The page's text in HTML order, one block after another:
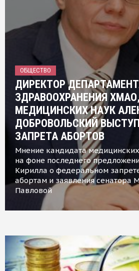
ОБЩЕСТВО
ДИРЕКТОР
ЗДРАВООХРАНЕНИЯ
МЕДИЦИНСКИХ НАУК
ДОБРОВОЛЬСКИЙ
ЗАПРЕТА АБОРТОВ
Мнение кандидата
на фоне последнего
Кирилла о федеральном
абортам и заявления сенатора
Павловой